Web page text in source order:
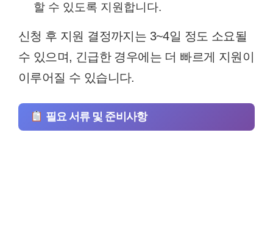
할 수 있도록 지원합니다.
신청 후 지원 결정까지는 3~4일 정도 소요될
수 있으며, 긴급한 경우에는 더 빠르게 지원이
이루어질 수 있습니다.
필요 서류 및 준비사항